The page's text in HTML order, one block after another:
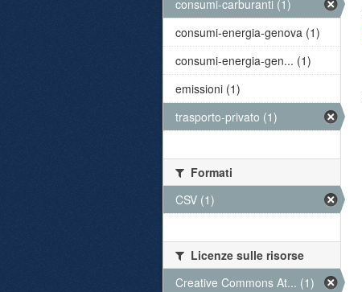
consumi-carburanti (1)
consumi-energia-genova (1)
consumi-energia-gen... (1)
emissioni (1)
trasporto-privato (1)
Formati
CSV (1)
Licenze sulle risorse
Creative Commons At... (1)